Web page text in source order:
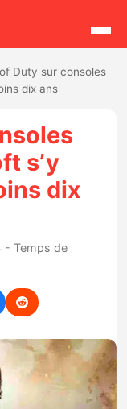
Rechercher
Duty sur consoles
dix ans
s’y
dix
- Temps de